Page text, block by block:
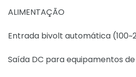
ALIMENTAÇÃO
Entrada bivolt automática
Saída DC para equipamentos